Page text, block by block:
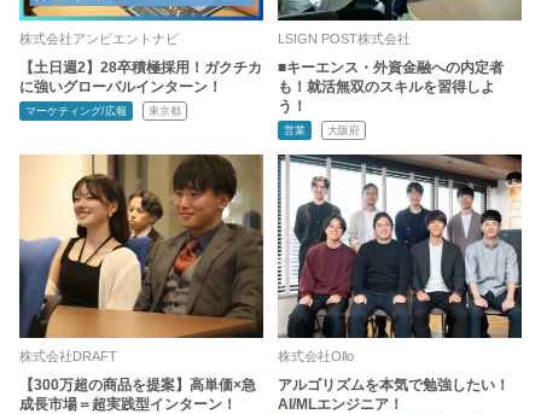
株式会社アンビエントナビ
【土日週2】28卒積極採用！ガクチカ
に強いグローバルインターン！
マーケティング/広報 東京都
LSIGN POST株式会社
■キーエンス・外資金融への内定者
も！就活無双のスキルを習得しよ
う！
営業 大阪府
株式会社DRAFT
【300万超の商品を提案】高単価×急
成長市場＝超実践型インターン！
株式会社Ollo
アルゴリズムを本気で勉強したい！
AI/MLエンジニア！